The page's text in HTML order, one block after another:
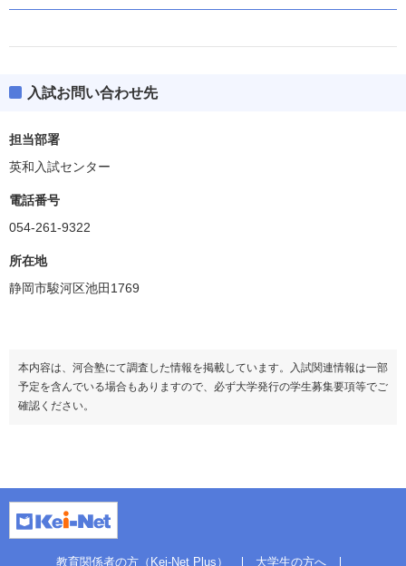
入試お問い合わせ先
担当部署
英和入試センター
電話番号
054-261-9322
所在地
静岡市駿河区池田1769
本内容は、河合塾にて調査した情報を掲載しています。入試関連情報は一部
予定を含んでいる場合もありますので、必ず大学発行の学生募集要項等でご
確認ください。
教育関係者の方（Kei-Net Plus） 大学生の方へ